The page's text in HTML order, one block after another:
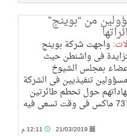
من “بوينج”
واجهت شركة بوينج
فى واشنطن حيث
بمجلس الشيوخ
تنفيذيين فى الشركة
حول تحطم طائرتين
من طراز 737 ماكس فى وقت تسعى فيه
21/03/2019